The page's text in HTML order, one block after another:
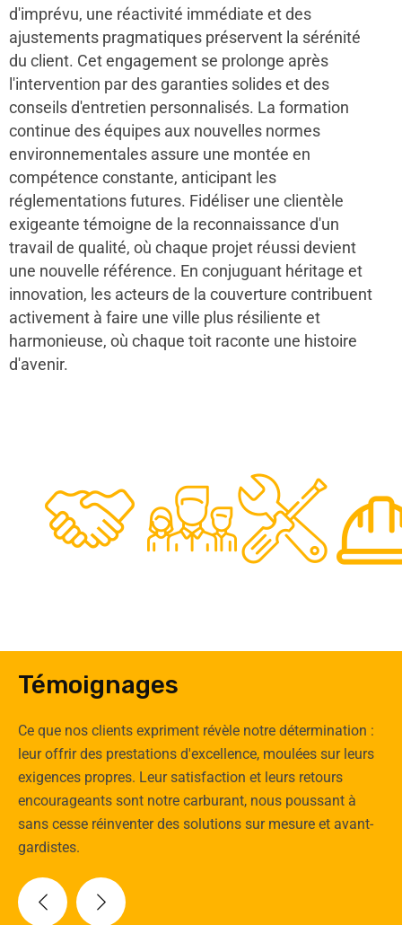
d'imprévu, une réactivité immédiate et des
ajustements pragmatiques préservent la sérénité
du client. Cet engagement se prolonge après
l'intervention par des garanties solides et des
conseils d'entretien personnalisés. La formation
continue des équipes aux nouvelles normes
environnementales assure une montée en
compétence constante, anticipant les
réglementations futures. Fidéliser une clientèle
exigeante témoigne de la reconnaissance d'un
travail de qualité, où chaque projet réussi devient
une nouvelle référence. En conjuguant héritage et
innovation, les acteurs de la couverture contribuent
activement à faire une ville plus résiliente et
harmonieuse, où chaque toit raconte une histoire
d'avenir.
48
0
50
Experts
Témoignages
Ce que nos clients expriment révèle notre détermination :
leur offrir des prestations d'excellence, moulées sur leurs
exigences propres. Leur satisfaction et leurs retours
encourageants sont notre carburant, nous poussant à
sans cesse réinventer des solutions sur mesure et avant-
gardistes.